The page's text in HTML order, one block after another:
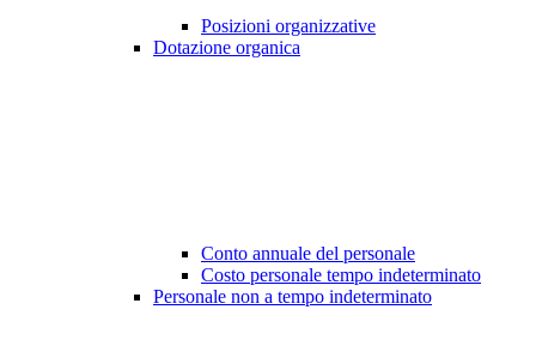
Posizioni organizzative
Dotazione organica
Conto annuale del personale
Costo personale tempo indeterminato
Personale non a tempo indeterminato